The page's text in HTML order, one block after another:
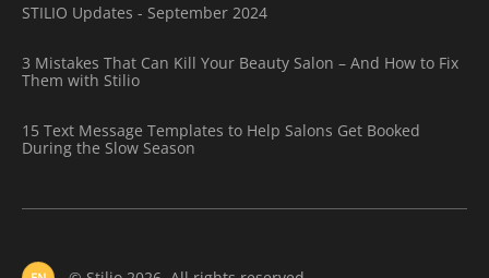
STILIO Updates - September 2024
3 Mistakes That Can Kill Your Beauty Salon – And How to Fix
Them with Stilio
15 Text Message Templates to Help Salons Get Booked
During the Slow Season